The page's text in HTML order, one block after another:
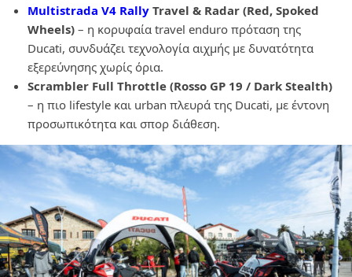
Multistrada V4 Rally Travel & Radar (Red, Spoked
Wheels) – η κορυφαία travel enduro πρόταση της
Ducati, συνδυάζει τεχνολογία αιχμής με δυνατότητα
εξερεύνησης χωρίς όρια.
Scrambler Full Throttle (Rosso GP 19 / Dark Stealth)
– η πιο lifestyle και urban πλευρά της Ducati, με έντονη
προσωπικότητα και σπορ διάθεση.